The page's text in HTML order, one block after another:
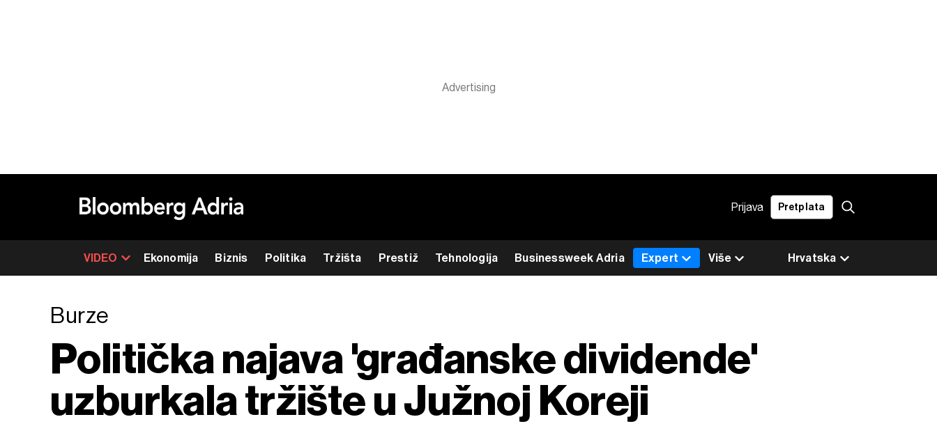
Prijava Pretplata
VIDEO Ekonomija Biznis Politika Tržišta Prestiž Tehnologija Businessweek Adria Hrvatska
Expert Više
Burze
Politička najava 'građanske dividende'
uzburkala tržište u Južnoj Koreji